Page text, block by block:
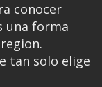
conocer
una forma
tan solo elige